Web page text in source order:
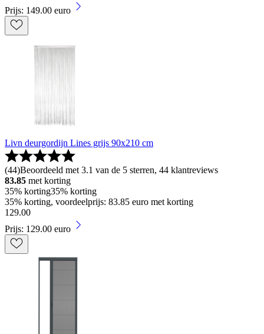
Prijs: 149.00 euro
Livn deurgordijn Lines grijs 90x210 cm
(44)Beoordeeld met 3.1 van de 5 sterren, 44 klantreviews
83.85 met korting
35% korting35% korting
35% korting, voordeelprijs: 83.85 euro met korting
129.00
Prijs: 129.00 euro